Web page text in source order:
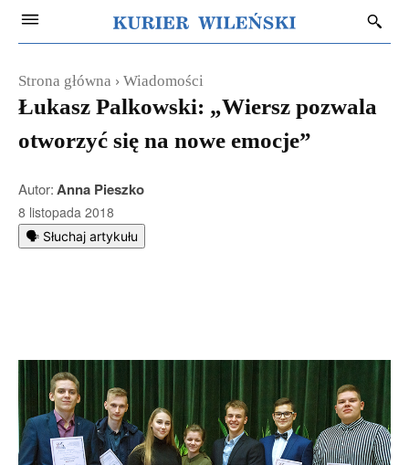
Strona główna Wiadomości
Łukasz Palkowski: „Wiersz pozwala
otworzyć się na nowe emocje”
Autor:Anna Pieszko
8 listopada 2018
🗣️ Słuchaj artykułu